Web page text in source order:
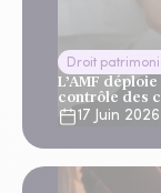
Droit
L’AMF
contrôle des
17 Juin 2026